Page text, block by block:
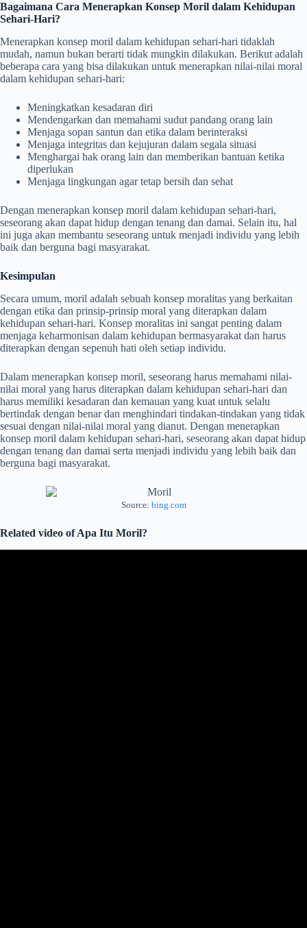
Bagaimana Cara Menerapkan Konsep Moril dalam Kehidupan
Sehari-Hari?
Menerapkan konsep moril dalam kehidupan sehari-hari tidaklah
mudah, namun bukan berarti tidak mungkin dilakukan. Berikut adalah
beberapa cara yang bisa dilakukan untuk menerapkan nilai-nilai moral
dalam kehidupan sehari-hari:
Meningkatkan kesadaran diri
Mendengarkan dan memahami sudut pandang orang lain
Menjaga sopan santun dan etika dalam berinteraksi
Menjaga integritas dan kejujuran dalam segala situasi
Menghargai hak orang lain dan memberikan bantuan ketika
diperlukan
Menjaga lingkungan agar tetap bersih dan sehat
Dengan menerapkan konsep moril dalam kehidupan sehari-hari,
seseorang akan dapat hidup dengan tenang dan damai. Selain itu, hal
ini juga akan membantu seseorang untuk menjadi individu yang lebih
baik dan berguna bagi masyarakat.
Kesimpulan
Secara umum, moril adalah sebuah konsep moralitas yang berkaitan
dengan etika dan prinsip-prinsip moral yang diterapkan dalam
kehidupan sehari-hari. Konsep moralitas ini sangat penting dalam
menjaga keharmonisan dalam kehidupan bermasyarakat dan harus
diterapkan dengan sepenuh hati oleh setiap individu.
Dalam menerapkan konsep moril, seseorang harus memahami nilai-
nilai moral yang harus diterapkan dalam kehidupan sehari-hari dan
harus memiliki kesadaran dan kemauan yang kuat untuk selalu
bertindak dengan benar dan menghindari tindakan-tindakan yang tidak
sesuai dengan nilai-nilai moral yang dianut. Dengan menerapkan
konsep moril dalam kehidupan sehari-hari, seseorang akan dapat hidup
dengan tenang dan damai serta menjadi individu yang lebih baik dan
berguna bagi masyarakat.
Source: bing.com
Related video of Apa Itu Moril?